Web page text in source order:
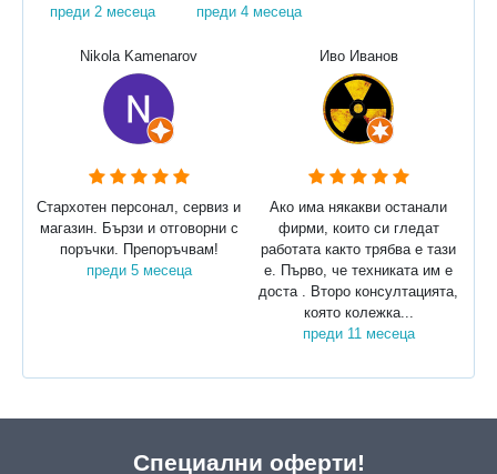
преди 2 месеца
преди 4 месеца
Nikola Kamenarov
Стархотен персонал, сервиз и
магазин. Бързи и отговорни с
поръчки. Препоръчвам!
преди 5 месеца
Иво Иванов
Ако има някакви останали
фирми, които си гледат
работата както трябва е тази
е. Първо, че техниката им е
доста . Второ консултацията,
която колежка...
преди 11 месеца
Специални оферти!